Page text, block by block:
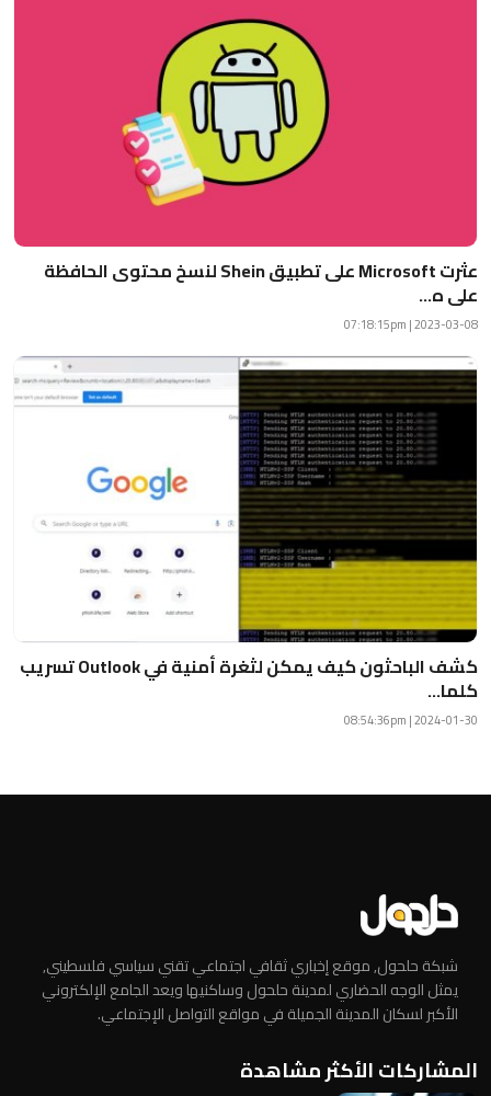
عثرت Microsoft على تطبيق Shein لنسخ محتوى الحافظة
على ه...
2023-03-08 | 07:18:15pm
كشف الباحثون كيف يمكن لثغرة أمنية في Outlook تسريب
كلما...
2024-01-30 | 08:54:36pm
شبكة حلحول, موقع إخباري ثقافي اجتماعي تقني سياسي فلسطيني,
يمثل الوجه الحضاري لمدينة حلحول وساكنيها ويعد الجامع الإلكتروني
الأكبر لسكان المدينة الجميلة في مواقع التواصل الإجتماعي.
المشاركات الأكثر مشاهدة